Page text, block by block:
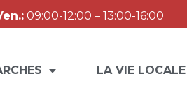
09:00-12:00 – 13:00-16:00
LA VIE LOCALE